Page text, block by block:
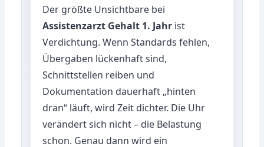
Der größte Unsichtbare bei
Assistenzarzt Gehalt 1. Jahr ist
Verdichtung. Wenn Standards fehlen,
Übergaben lückenhaft sind,
Schnittstellen reiben und
Dokumentation dauerhaft „hinten
dran“ läuft, wird Zeit dichter. Die Uhr
verändert sich nicht – die Belastung
schon. Genau dann wird ein